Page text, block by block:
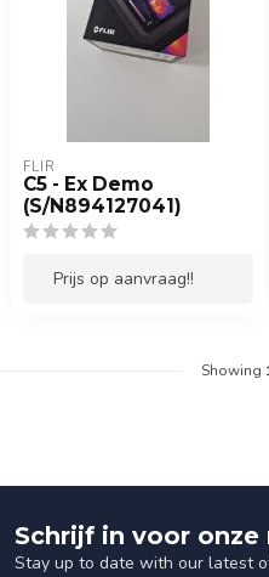
FLIR
C5 - Ex Demo
(S/N894127041)
Prijs op aanvraag!!
Showing
Schrijf in voor
Stay up to date with our latest